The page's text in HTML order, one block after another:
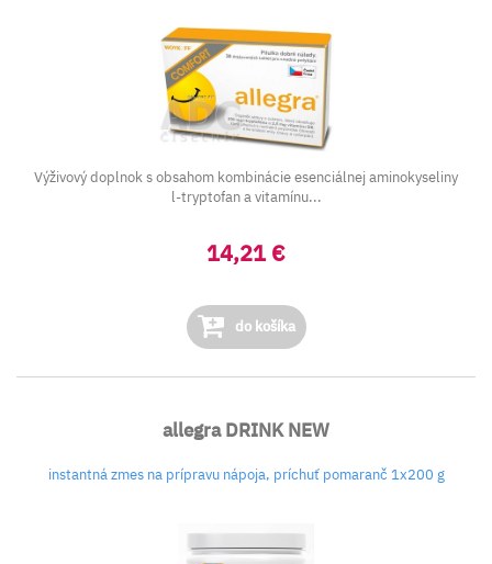
Výživový doplnok s obsahom kombinácie esenciálnej aminokyseliny
l-tryptofan a vitamínu...
14,21 €
do košíka
allegra DRINK NEW
instantná zmes na prípravu nápoja, príchuť pomaranč 1x200 g